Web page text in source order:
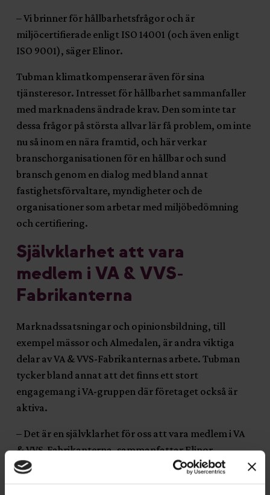
– Vi brinner för hållbarhetsfrågor och är
miljöcertifierade enligt ISO 14001 (och även enligt
ISO 9001), säger Elinor.
Tubman klimatkompenserar även för sina
tjänsteresor. Intresset för hållbarhet sammanfaller
med marknadens ändrade krav. Den som inte tar
dessa frågor på största allvar lär få problem, om inte
nu så inom en nära framtid, och här verkar
branschorganisationen för en hållbar och sund
bransch genom en dialog med bland annat
fastighetsförvaltare, myndigheter och de
organisationer som arbetar med miljöbedömning
och certifiering.
Självklarhet att vara
medlem i VA & VVS-
Fabrikanterna
Marknadssatsningar och opinionsbildning, till
exempel mässor och Almedalen, är andra viktiga
delar av VA & VVS-Fabrikanternas arbete. Tubman
tycker bland annat att det finns ett stort
engagemang i VA-gruppen där företaget också är
aktiva.
– Det är en självklarhet för oss att vara medlem i VA
& VVS-Fabrikanterna, sammanfattar Elinor
Stenberg.